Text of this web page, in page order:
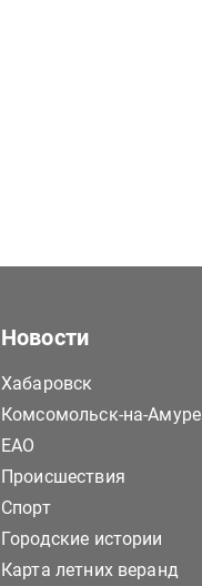
Новости
Хабаровск
Комсомольск-на-Амуре
ЕАО
Происшествия
Спорт
Городские истории
Карта летних веранд